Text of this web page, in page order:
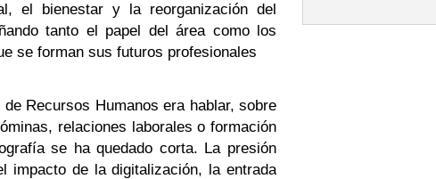
el bienestar y la reorganización del
tanto el papel del área como los
se forman sus futuros profesionales
Recursos Humanos era hablar, sobre
relaciones laborales o formación
se ha quedado corta. La presión
impacto de la digitalización, la entrada